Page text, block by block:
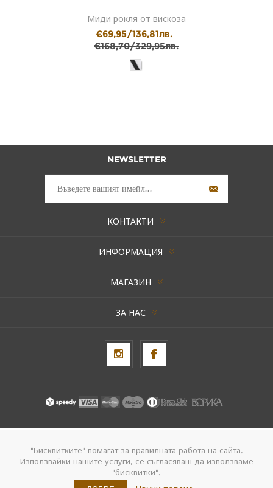
Миди рокля от вискоза
€69,95/136,81лв.
€168,70/329,95лв.
NEWSLETTER
КОНТАКТИ
ИНФОРМАЦИЯ
МАГАЗИН
ЗА НАС
Авторски права © 2026 AxentBox. Всички права запазени.
Powered by nopCommerce
Създадено от Navtech Group
"Бисквитките" помагат за правилната работа на сайта.
Използвайки нашите услуги, се съгласяваш да използваме
"бисквитки".